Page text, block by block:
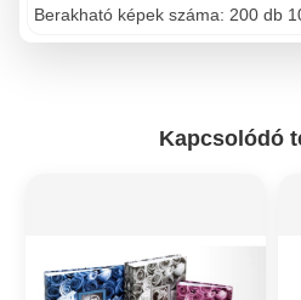
Berakható képek száma: 200 db
Kapcsolódó